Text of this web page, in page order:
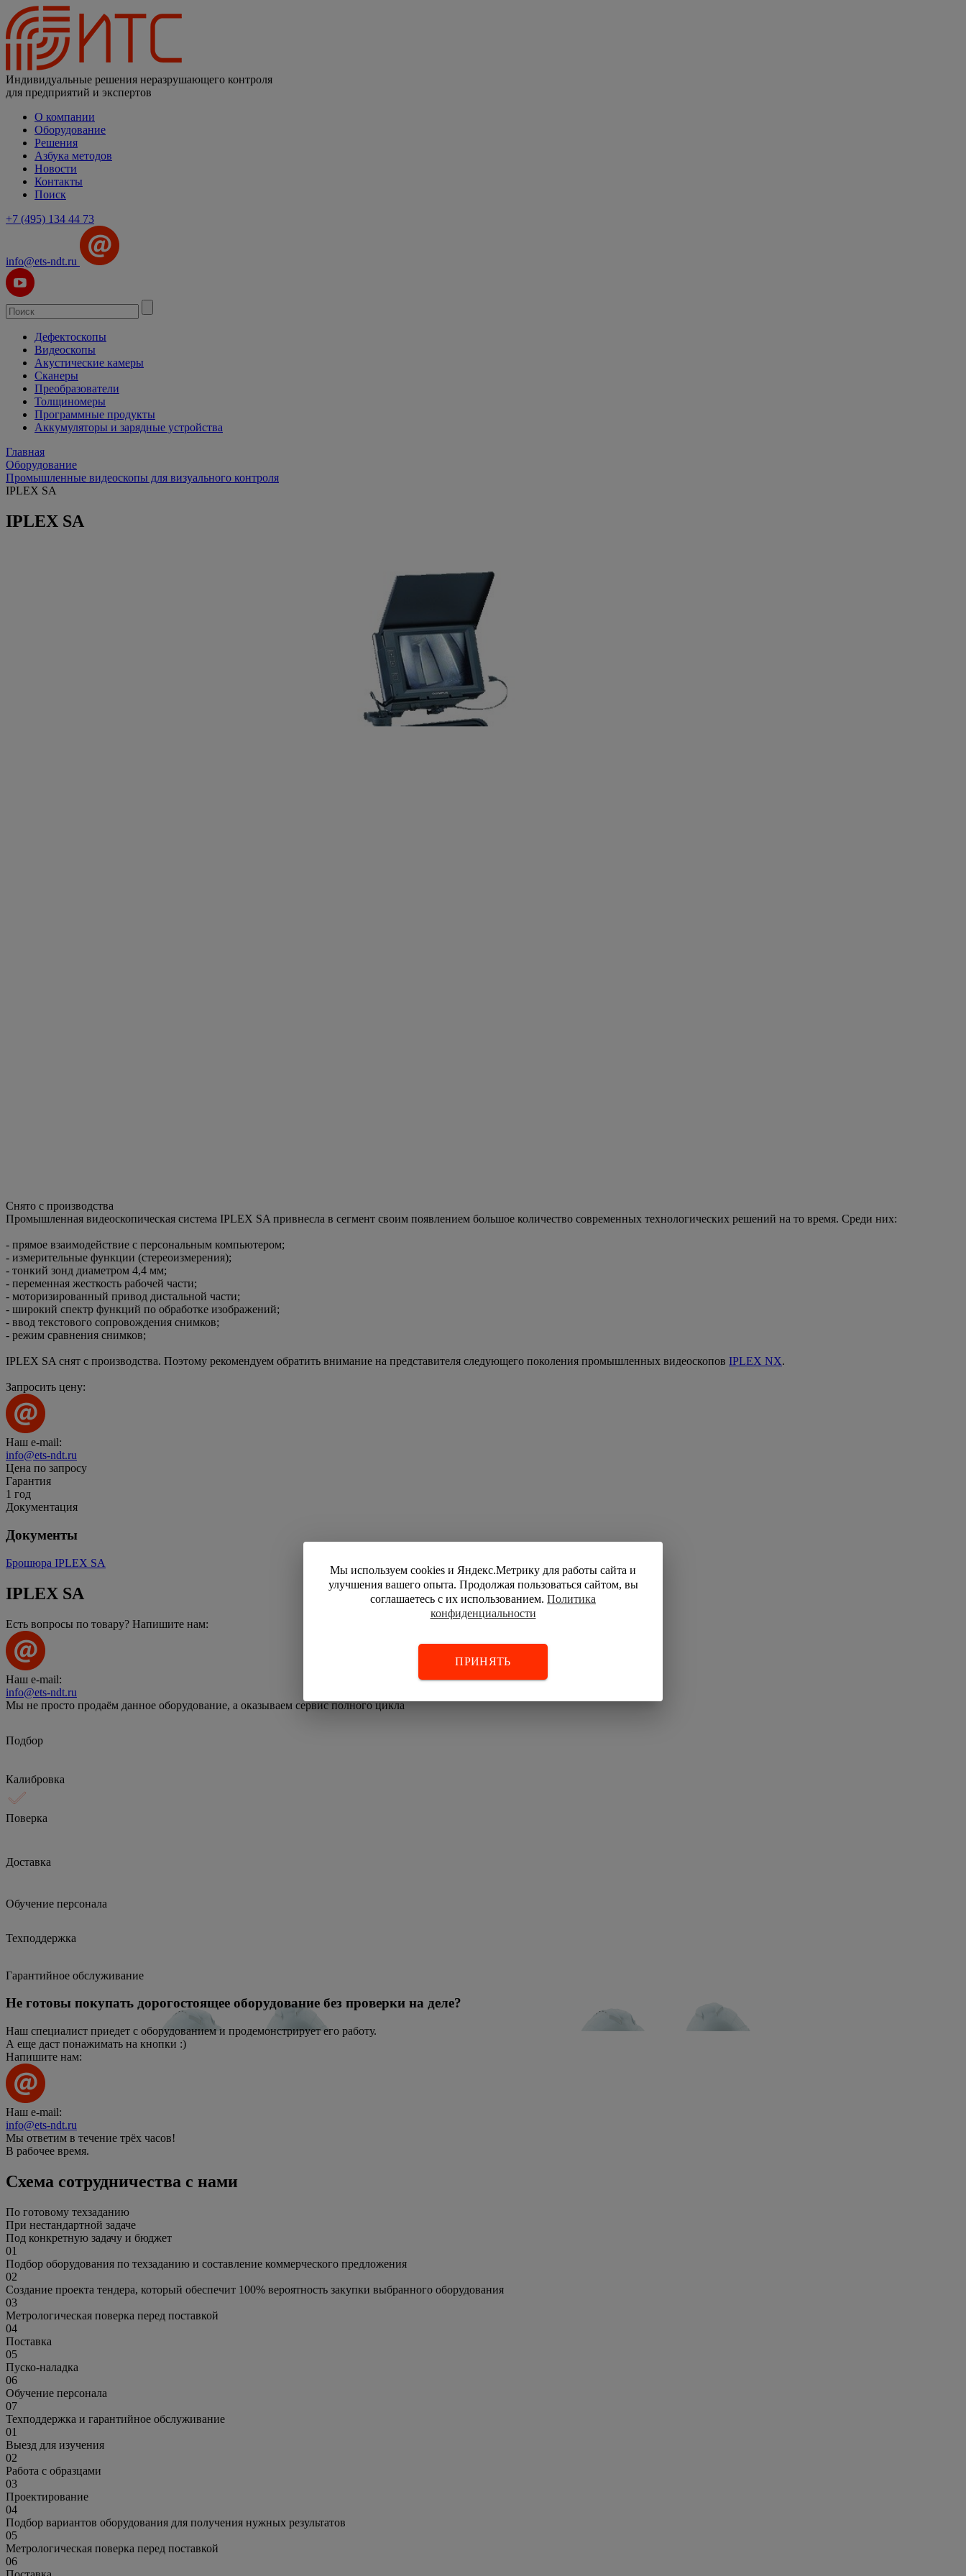
Мы используем cookies и Яндекс.Метрику для работы сайта и
улучшения вашего опыта. Продолжая пользоваться сайтом, вы
соглашаетесь с их использованием. Политика
конфиденциальности
ПРИНЯТЬ
Индивидуальные решения неразрушающего контроля
для предприятий и экспертов
О компании
Оборудование
Решения
Азбука методов
Новости
Контакты
Поиск
+7 (495) 134 44 73
info@ets-ndt.ru
Дефектоскопы
Видеоскопы
Акустические камеры
Сканеры
Преобразователи
Толщиномеры
Программные продукты
Аккумуляторы и зарядные устройства
Главная
Оборудование
Промышленные видеоскопы для визуального контроля
IPLEX SA
IPLEX SA
Снято с производства
Промышленная видеоскопическая система IPLEX SA привнесла в сегмент своим появлением большое количество современных технологических решений на то время. Среди них:
- прямое взаимодействие с персональным компьютером;
- измерительные функции (стереоизмерения);
- тонкий зонд диаметром 4,4 мм;
- переменная жесткость рабочей части;
- моторизированный привод дистальной части;
- широкий спектр функций по обработке изображений;
- ввод текстового сопровождения снимков;
- режим сравнения снимков;
IPLEX SA снят с производства. Поэтому рекомендуем обратить внимание на представителя следующего поколения промышленных видеоскопов IPLEX NX.
Запросить цену:
Наш e-mail:
info@ets-ndt.ru
Цена по запросу
Гарантия
1 год
Документация
Документы
Брошюра IPLEX SA
IPLEX SA
Есть вопросы по товару? Напишите нам:
Наш e-mail:
info@ets-ndt.ru
Мы не просто продаём данное оборудование, а оказываем сервис полного цикла
Подбор
Калибровка
Поверка
Доставка
Обучение персонала
Техподдержка
Гарантийное обслуживание
Не готовы покупать дорогостоящее оборудование без проверки на деле?
Наш специалист приедет с оборудованием и продемонстрирует его работу.
А еще даст понажимать на кнопки :)
Напишите нам:
Наш e-mail:
info@ets-ndt.ru
Мы ответим в течение трёх часов!
В рабочее время.
Схема сотрудничества с нами
По готовому техзаданию
При нестандартной задаче
Под конкретную задачу и бюджет
01
Подбор оборудования по техзаданию и составление коммерческого предложения
02
Создание проекта тендера, который обеспечит 100% вероятность закупки выбранного оборудования
03
Метрологическая поверка перед поставкой
04
Поставка
05
Пуско-наладка
06
Обучение персонала
07
Техподдержка и гарантийное обслуживание
01
Выезд для изучения
02
Работа с образцами
03
Проектирование
04
Подбор вариантов оборудования для получения нужных результатов
05
Метрологическая поверка перед поставкой
06